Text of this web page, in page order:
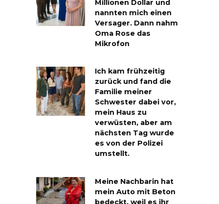
Millionen Dollar und
nannten mich einen
Versager. Dann nahm
Oma Rose das
Mikrofon
Ich kam frühzeitig
zurück und fand die
Familie meiner
Schwester dabei vor,
mein Haus zu
verwüsten, aber am
nächsten Tag wurde
es von der Polizei
umstellt.
Meine Nachbarin hat
mein Auto mit Beton